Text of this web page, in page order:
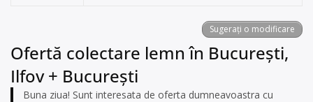
Sugerați o modificare
Ofertă colectare lemn în București,
Ilfov + București
Buna ziua! Sunt interesata de oferta dumneavoastra cu